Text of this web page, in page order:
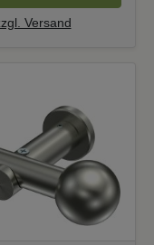
Versand